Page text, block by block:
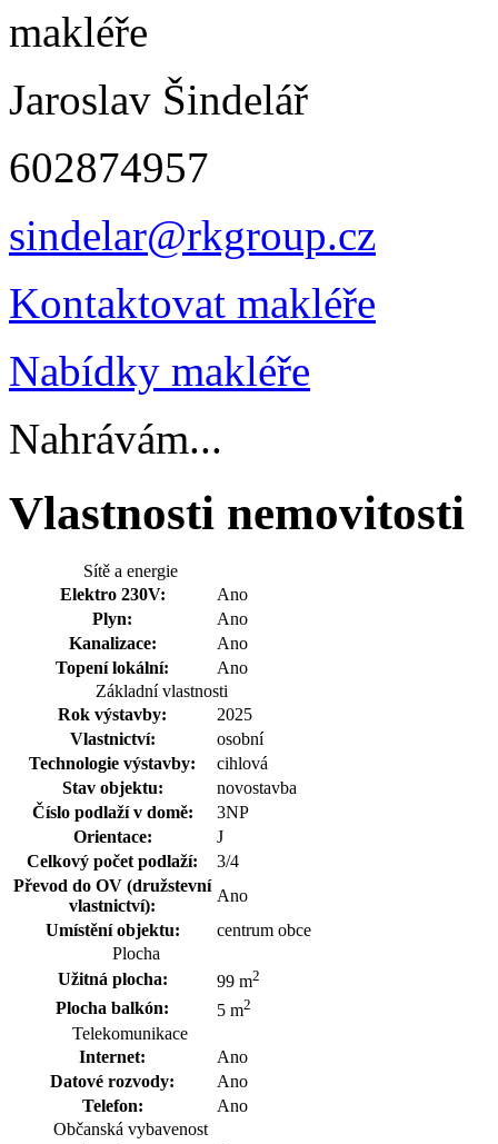
Jaroslav Šindelář
602874957
sindelar@rkgroup.cz
Kontaktovat makléře
Nabídky makléře
Nahrávám...
Vlastnosti nemovitosti
Sítě a energie
Elektro 230V:
Ano
Plyn:
Ano
Kanalizace:
Ano
Topení lokální:
Ano
Základní vlastnosti
Rok výstavby:
2025
Vlastnictví:
osobní
Technologie výstavby:
cihlová
Stav objektu:
novostavba
Číslo podlaží v domě:
3NP
Orientace:
J
Celkový počet podlaží:
3/4
Převod do OV (družstevní
vlastnictví):
Ano
Umístění objektu:
centrum obce
Plocha
Užitná plocha:
99 m2
Plocha balkón: 5 m2
Telekomunikace
Internet:
Ano
Datové rozvody:
Ano
Telefon:
Ano
Občanská vybavenost